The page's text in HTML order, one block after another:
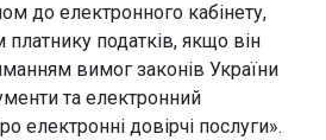
до електронного кабінету,
податків, якщо він
вимог законів України
та електронний
електронні довірчі послуги».